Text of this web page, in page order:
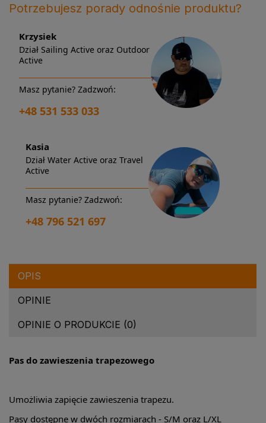
Potrzebujesz porady odnośnie produktu?
Krzysiek
Dział Sailing Active oraz Outdoor
Active
Masz pytanie? Zadzwoń:
+48 531 533 033
Kasia
Dział Water Active oraz Travel
Active
Masz pytanie? Zadzwoń:
+48 796 521 697
OPIS
OPINIE
OPINIE O PRODUKCIE (0)
Pas do zawieszenia trapezowego
Umożliwia zapięcie zawieszenia trapezu.
Pasy dostępne w dwóch rozmiarach - S/M oraz L/XL